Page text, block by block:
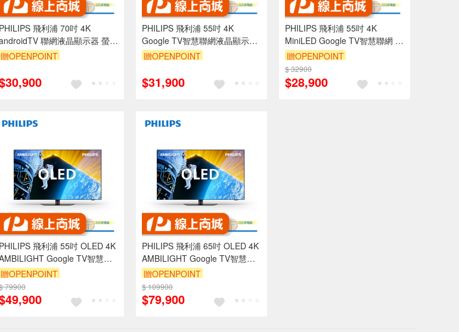
PHILIPS 飛利浦 70吋 4K
聯網液晶顯示器 螢幕
視 70PUH8516
贈OPENPOINT
PHILIPS 飛利浦 55吋 4K
Google TV智慧聯網液晶顯示器
螢幕 電視 55PUH8808
贈OPENPOINT
$31,900
PHILIPS 飛利浦 55吋 4K
MiniLED Google TV智慧聯網 液
晶顯示器 不含視訊盒
55PML9109
贈OPENPOINT
$ 32900
$28,900
PHILIPS 飛利浦 55吋 OLED 4K
Google TV智慧聯
液晶顯示器 螢幕 電視 不含視
盒 55OLED809
贈OPENPOINT
79900
PHILIPS 飛利浦 65吋 OLED 4K
AMBILIGHT Google TV智慧聯
網液晶顯示器 螢幕 電視 不含視
訊盒 65OLED809
贈OPENPOINT
$ 109900
$79,900